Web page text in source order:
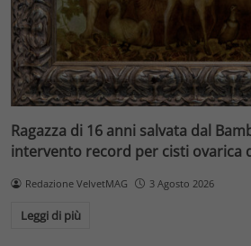
Ragazza di 16 anni salvata dal
intervento record per cisti ovarica
Redazione VelvetMAG 3 Agosto 2026
Leggi di più